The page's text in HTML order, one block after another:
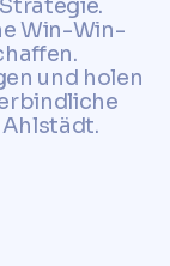
Win-Win-
und holen